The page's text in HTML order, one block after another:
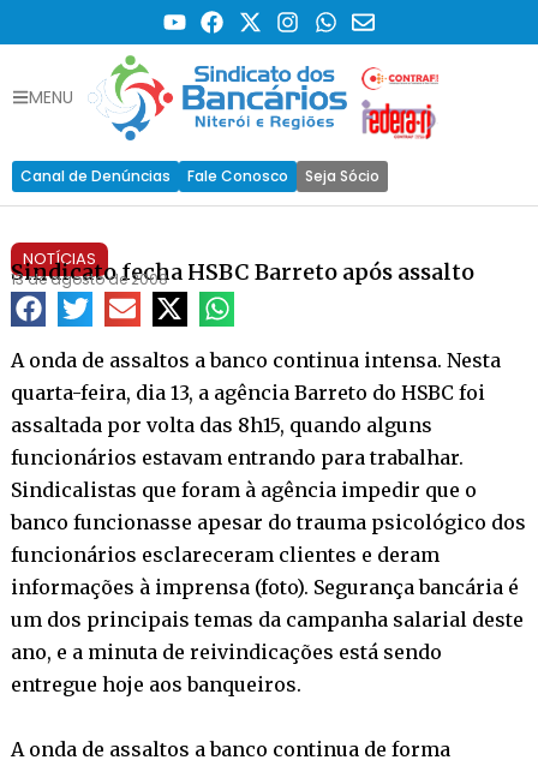
MENU
Canal de Denúncias Fale Conosco Seja Sócio
NOTÍCIAS
Sindicato fecha HSBC Barreto após assalto
13 de agosto de 2008
A onda de assaltos a banco continua intensa. Nesta
quarta-feira, dia 13, a agência Barreto do HSBC foi
assaltada por volta das 8h15, quando alguns
funcionários estavam entrando para trabalhar.
Sindicalistas que foram à agência impedir que o
banco funcionasse apesar do trauma psicológico dos
funcionários esclareceram clientes e deram
informações à imprensa (foto). Segurança bancária é
um dos principais temas da campanha salarial deste
ano, e a minuta de reivindicações está sendo
entregue hoje aos banqueiros.
A onda de assaltos a banco continua de forma